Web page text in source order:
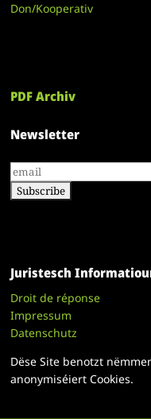
Don/Kooperativ
PDF Archiv
Newsletter
Juristesch
Droit de réponse
Impressum
Datenschutz
Dëse Site benotzt
anonymiséiert Cookies.